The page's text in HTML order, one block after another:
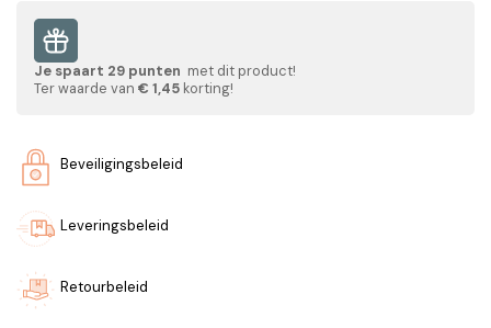
Je spaart 29 punten met dit product!
Ter waarde van € 1,45 korting!
Beveiligingsbeleid
Leveringsbeleid
Retourbeleid